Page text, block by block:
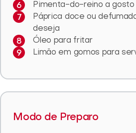
Pimenta-do-reino a gosto
Páprica doce ou
deseja
Óleo para fritar
Limão em gomos para
Modo de Preparo